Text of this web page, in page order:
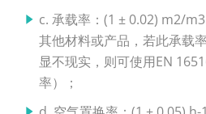
c. 承载率：(1 ± 0.02) m2/
其他材料或产品，若此承载
显不现实，则可使用EN
率）；